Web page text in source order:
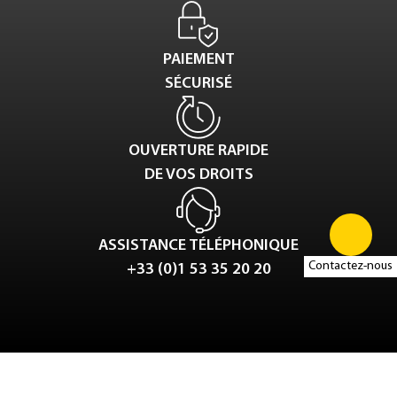
Contactez-nous
PAIEMENT
SÉCURISÉ
OUVERTURE RAPIDE
DE VOS DROITS
ASSISTANCE TÉLÉPHONIQUE
+33 (0)1 53 35 20 20